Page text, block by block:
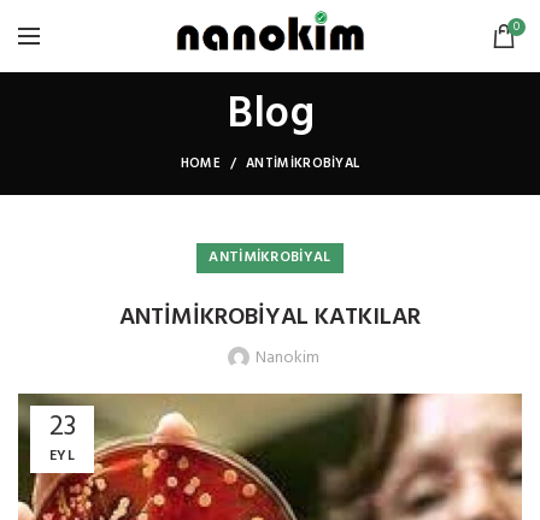
0
Blog
HOME ANTIMIKROBIYAL
ANTIMIKROBIYAL
ANTİMİKROBİYAL KATKILAR
Nanokim
23
EYL